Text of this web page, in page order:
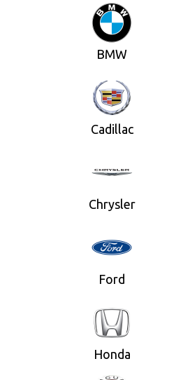
BMW
Cadillac
Chrysler
Ford
Honda